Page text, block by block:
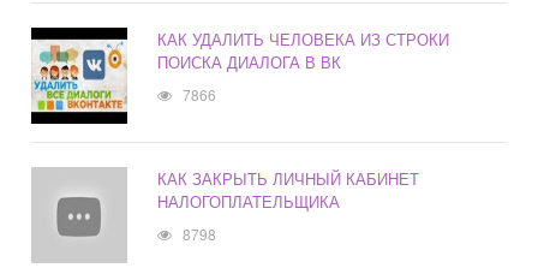
КАК УДАЛИТЬ ЧЕЛОВЕКА ИЗ СТРОКИ
ПОИСКА ДИАЛОГА В ВК
7866
КАК ЗАКРЫТЬ ЛИЧНЫЙ КАБИНЕТ
НАЛОГОПЛАТЕЛЬЩИКА
8798